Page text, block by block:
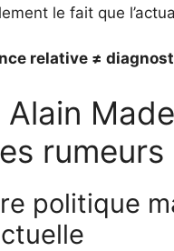
le fait que
relative ≠
Alain
politique